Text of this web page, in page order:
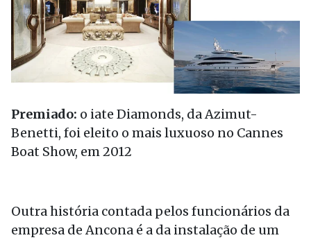
Premiado: o iate Diamonds, da Azimut-
Benetti, foi eleito o mais luxuoso no Cannes
Boat Show, em 2012
Outra história contada pelos funcionários da
empresa de Ancona é a da instalação de um